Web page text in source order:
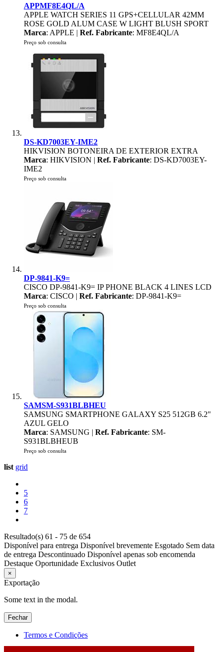
APPMF8E4QL/A
APPLE WATCH SERIES 11 GPS+CELLULAR 42MM
ROSE GOLD ALUM CASE W LIGHT BLUSH SPORT
Marca: APPLE | Ref. Fabricante: MF8E4QL/A
Preço sob consulta
DS-KD7003EY-IME2
HIKVISION BOTONEIRA DE EXTERIOR EXTRA
Marca: HIKVISION | Ref. Fabricante: DS-KD7003EY-
IME2
Preço sob consulta
DP-9841-K9=
CISCO DP-9841-K9= IP PHONE BLACK 4 LINES LCD
Marca: CISCO | Ref. Fabricante: DP-9841-K9=
Preço sob consulta
SAMSM-S931BLBHEU
SAMSUNG SMARTPHONE GALAXY S25 512GB 6.2"
AZUL GELO
Marca: SAMSUNG | Ref. Fabricante: SM-
S931BLBHEUB
Preço sob consulta
list grid
5
6
7
Resultado(s) 61 - 75 de 654
Disponível para entrega Disponível brevemente Esgotado Sem data
de entrega Descontinuado Disponível apenas sob encomenda
Destaque Oportunidade Exclusivos Outlet
×
Exportação
Some text in the modal.
Fechar
Termos e Condições